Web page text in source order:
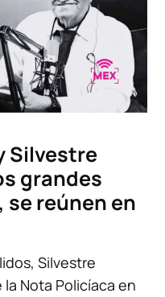
Silvestre
grandes
reúnen en
Silvestre
la Nota Policíaca en